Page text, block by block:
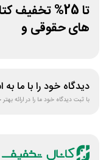
تا 25% تخفیف
های حقوقی و
دیدگاه خود را با ما به
با ثبت دیدگاه خود ما را در ارائه